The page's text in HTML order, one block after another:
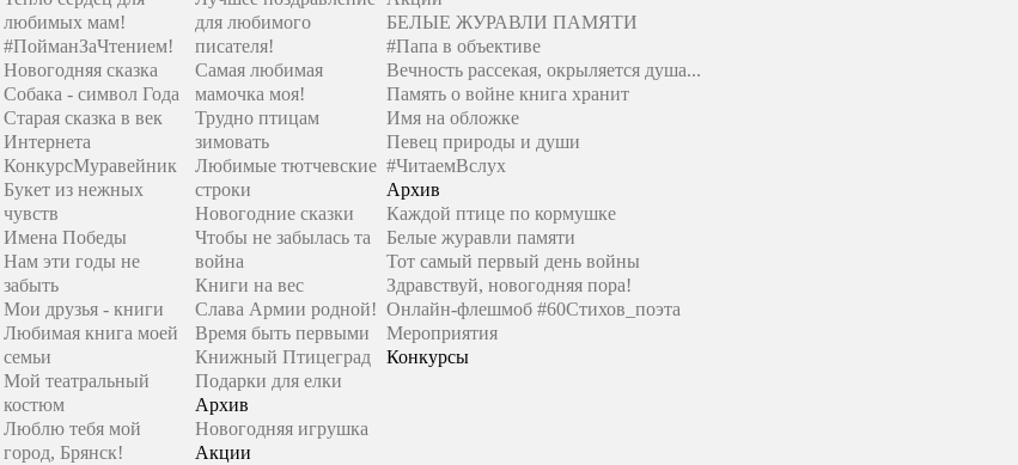
любимых мам!
#ПойманЗаЧтением!
Новогодняя сказка
Собака - символ Года
Старая сказка в век
Интернета
КонкурсМуравейник
Букет из нежных
чувств
Имена Победы
Нам эти годы не
забыть
Мои друзья - книги
Любимая книга моей
семьи
Мой театральный
костюм
Люблю тебя мой
город, Брянск!
для любимого
писателя!
Самая любимая
мамочка моя!
Трудно птицам
зимовать
Любимые тютчевские
строки
Новогодние сказки
Чтобы не забылась та
война
Книги на вес
Слава Армии родной!
Время быть первыми
Книжный Птицеград
БЕЛЫЕ ЖУРАВЛИ ПАМЯТИ
#Папа в объективе
Вечность рассекая, окрыляется душа...
Память о войне книга хранит
Имя на обложке
Певец природы и души
#ЧитаемВслух
Архив
Каждой птице по кормушке
Белые журавли памяти
Тот самый первый день войны
Здравствуй, новогодняя пора!
Онлайн-флешмоб #60Стихов_поэта
Мероприятия
Конкурсы
Подарки для елки
Архив
Новогодняя игрушка
Акции